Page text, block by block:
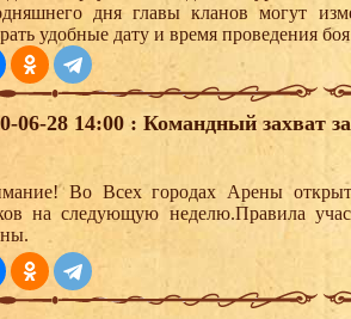
дня главы кланов могут
удобные дату и время проведения
06-28 14:00 : Командный захват
Во Всех городах Арены
на следующую неделю.Правила